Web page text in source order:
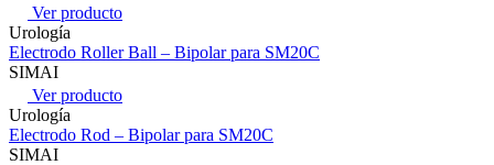
Ver producto
Urología
Electrodo Roller Ball – Bipolar para SM20C
SIMAI
Ver producto
Urología
Electrodo Rod – Bipolar para SM20C
SIMAI